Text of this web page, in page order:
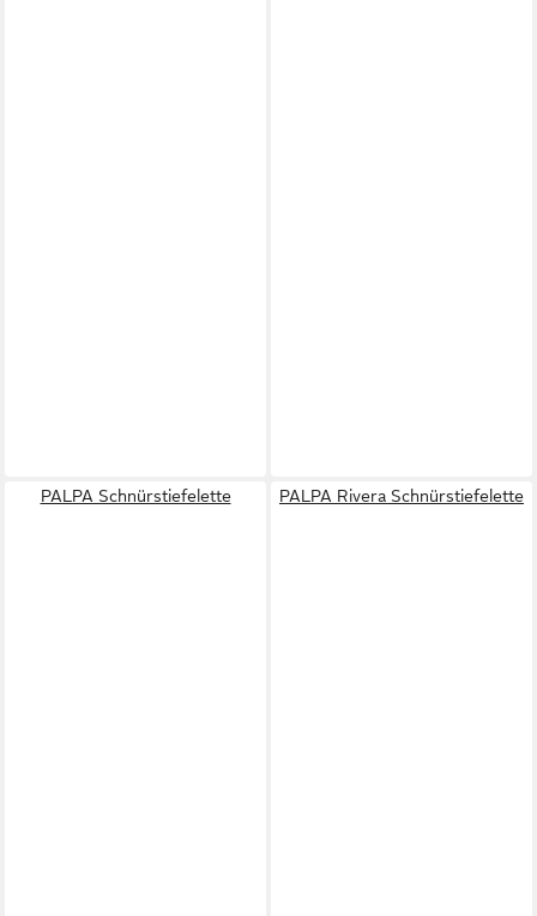
PALPA Schnürstiefelette PALPA Rivera Schnürstiefelette